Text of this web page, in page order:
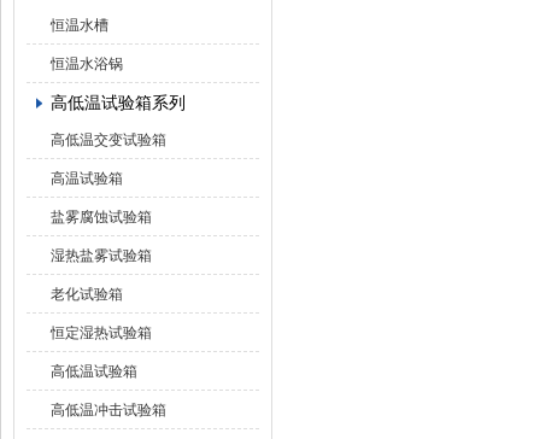
恒温水槽
恒温水浴锅
高低温试验箱系列
高低温交变试验箱
高温试验箱
盐雾腐蚀试验箱
湿热盐雾试验箱
老化试验箱
恒定湿热试验箱
高低温试验箱
高低温冲击试验箱